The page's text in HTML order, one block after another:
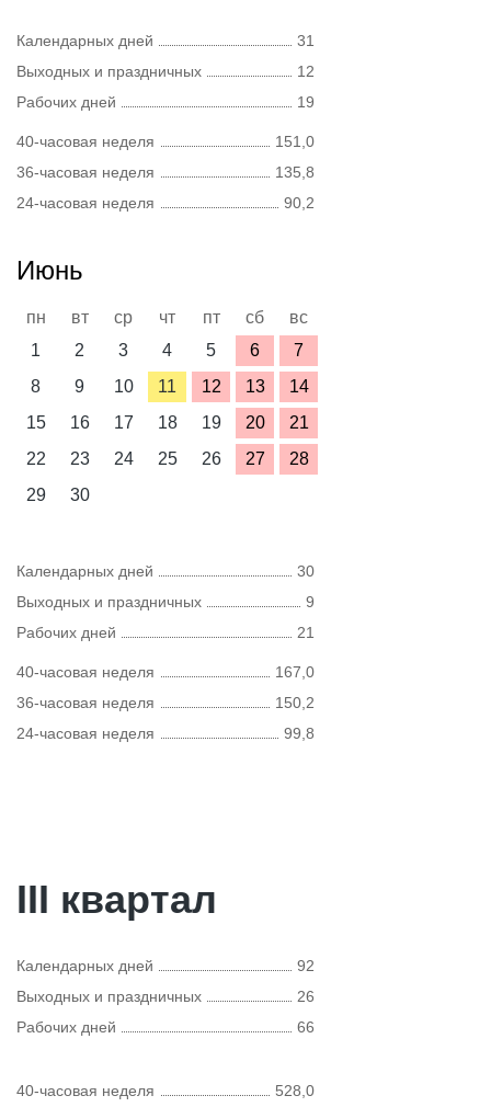
Календарных дней
31
Выходных и праздничных
12
Рабочих дней
19
40-часовая неделя
151,0
36-часовая неделя
135,8
24-часовая неделя
90,2
Июнь
пн вт ср чт пт сб
вс
1
2 3 4 5 6
7
8
9 10 11 12 13
14
15
16 17 18 19 20
21
22
23 24 25 26 27
28
29
30
Календарных дней
30
Выходных и праздничных
9
Рабочих дней
21
40-часовая неделя
167,0
36-часовая неделя
150,2
24-часовая неделя
99,8
III квартал
Календарных дней
92
Выходных и праздничных
26
Рабочих дней
66
40-часовая неделя 528,0